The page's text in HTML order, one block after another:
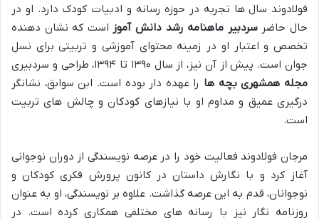
فولادوند سال ها تجربه در حوزه رسانه و ادبیات کودک دارد. او در
حال حاضرسردبیر ماهنامه رشد دانش آموز است که نشان دهنده
تخصص و اعتبار او در زمینه محتوای آموزشی و تربیتی برای نسل
جوان است. پیش از آن نیز، از سال ۱۳۹۰ تا ۱۳۹۴، طراحی و سردبیری
مجله همشهری بچه ها را عهده دار بوده است. این سوابق، نشانگر
درگیری عمیق و مداوم او با نیازهای کودکان و چالش های تربیت
است.
مرجان فولادوند فعالیت خود را در عرصه نویسندگی از دوران نوجوانی
آغاز کرد و با نگارش داستان در کانون پرورش فکری کودکان و
نوجوانان، قدم به این عرصه گذاشت. علاوه بر نویسندگی، او به عنوان
روزنامه نگار نیز با رسانه های مختلفی همکاری کرده است. در